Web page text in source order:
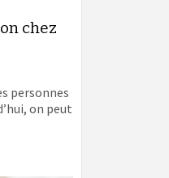
chez
personnes
on peut